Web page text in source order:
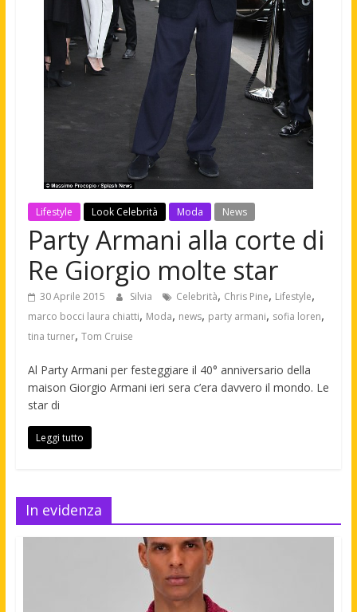
Lifestyle Look Celebrità Moda News
Party Armani alla corte di
Re Giorgio molte star
30 Aprile 2015 Silvia Celebrità, Chris Pine, Lifestyle,
marco bocci laura chiatti, Moda, news, party armani, sofia loren,
tina turner, Tom Cruise
Al Party Armani per festeggiare il 40° anniversario della
maison Giorgio Armani ieri sera c’era davvero il mondo. Le
star di
Leggi tutto
In evidenza